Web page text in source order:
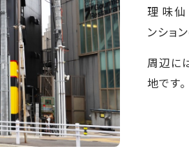
理 味仙
ンショ
周辺に
地です。